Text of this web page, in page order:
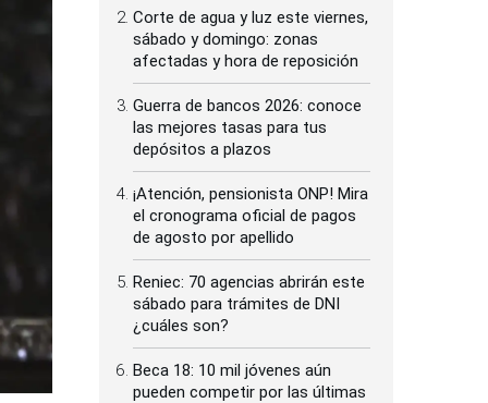
Corte de agua y luz este viernes,
sábado y domingo: zonas
afectadas y hora de reposición
Guerra de bancos 2026: conoce
las mejores tasas para tus
depósitos a plazos
¡Atención, pensionista ONP! Mira
el cronograma oficial de pagos
de agosto por apellido
Reniec: 70 agencias abrirán este
sábado para trámites de DNI
¿cuáles son?
Beca 18: 10 mil jóvenes aún
pueden competir por las últimas